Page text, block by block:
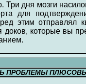
дня мозги
для
этим отправлял
доков, которые вы
ПРОБЛЕМЫ